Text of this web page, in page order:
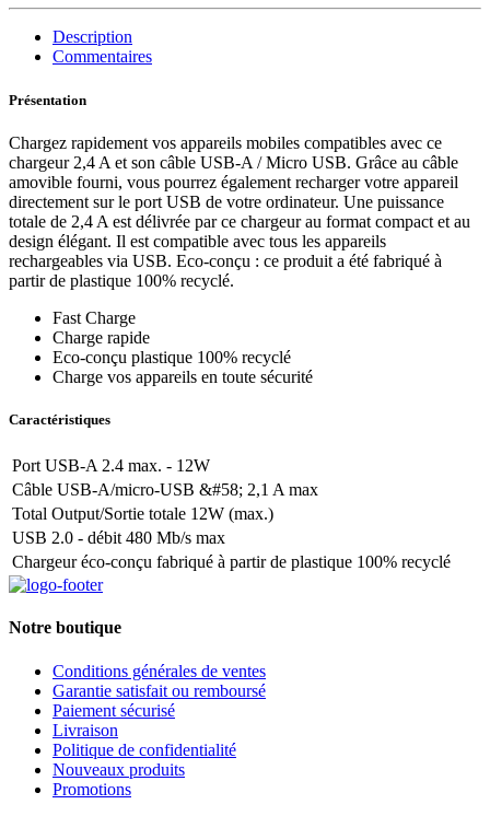
Description
Commentaires
Présentation
Chargez rapidement vos appareils mobiles compatibles avec ce
chargeur 2,4 A et son câble USB-A / Micro USB. Grâce au câble
amovible fourni, vous pourrez également recharger votre appareil
directement sur le port USB de votre ordinateur. Une puissance
totale de 2,4 A est délivrée par ce chargeur au format compact et au
design élégant. Il est compatible avec tous les appareils
rechargeables via USB. Eco-conçu : ce produit a été fabriqué à
partir de plastique 100% recyclé.
Fast Charge
Charge rapide
Eco-conçu plastique 100% recyclé
Charge vos appareils en toute sécurité
Caractéristiques
Port USB-A 2.4 max. - 12W
Câble USB-A/micro-USB &#58; 2,1 A max
Total Output/Sortie totale 12W (max.)
USB 2.0 - débit 480 Mb/s max
Chargeur éco-conçu fabriqué à partir de plastique 100% recyclé
Notre boutique
Conditions générales de ventes
Garantie satisfait ou remboursé
Paiement sécurisé
Livraison
Politique de confidentialité
Nouveaux produits
Promotions